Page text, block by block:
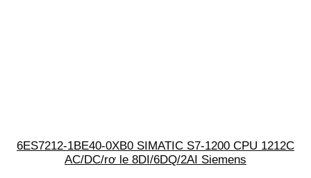
6ES7212-1BE40-0XB0 SIMATIC S7-1200 CPU 1212C
AC/DC/rơ le 8DI/6DQ/2AI Siemens